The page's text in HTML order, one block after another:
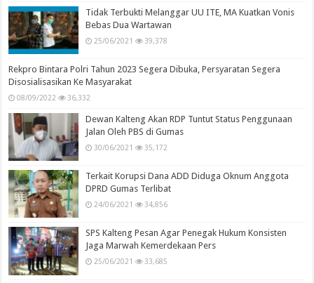
Tidak Terbukti Melanggar UU ITE, MA Kuatkan Vonis
Bebas Dua Wartawan
25/06/2021 39,378
Rekpro Bintara Polri Tahun 2023 Segera Dibuka, Persyaratan Segera
Disosialisasikan Ke Masyarakat
08/09/2022 36,332
Dewan Kalteng Akan RDP Tuntut Status Penggunaan
Jalan Oleh PBS di Gumas
30/06/2021 35,172
Terkait Korupsi Dana ADD Diduga Oknum Anggota
DPRD Gumas Terlibat
24/06/2021 34,856
SPS Kalteng Pesan Agar Penegak Hukum Konsisten
Jaga Marwah Kemerdekaan Pers
25/06/2021 33,685